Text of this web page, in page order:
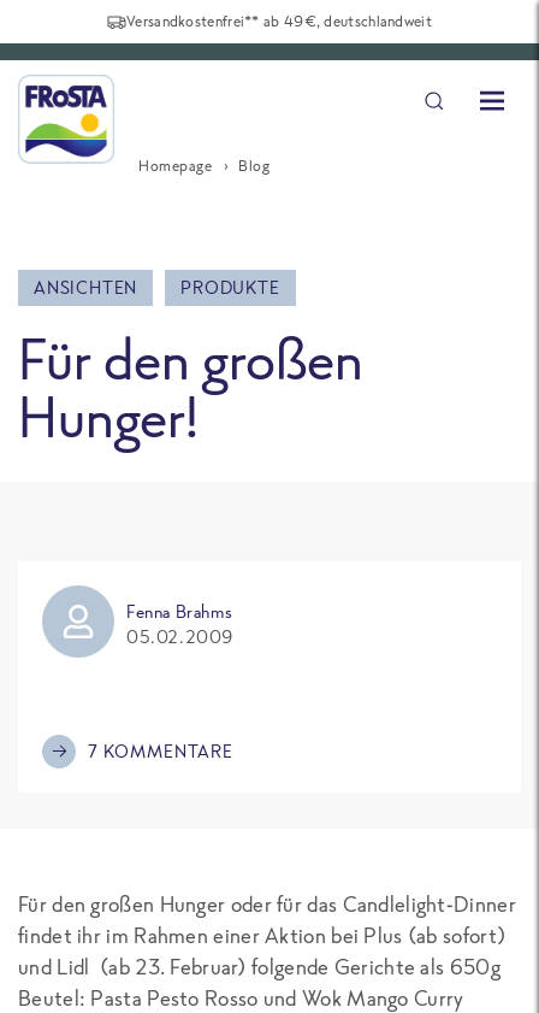
Versandkostenfrei** ab 49€, deutschlandweit
Homepage Blog
ANSICHTEN PRODUKTE
Für den großen
Hunger!
Fenna Brahms
05.02.2009
7 KOMMENTARE
Für den großen Hunger oder für das Candlelight-Dinner
findet ihr im Rahmen einer Aktion bei Plus (ab sofort)
und Lidl (ab 23. Februar) folgende Gerichte als 650g
Beutel: Pasta Pesto Rosso und Wok Mango Curry